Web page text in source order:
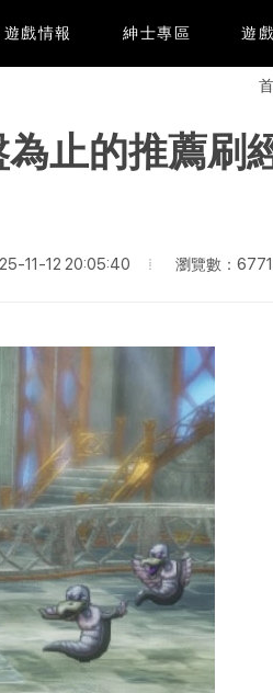
遊戲情報 紳士專區 遊
為止的推薦刷
11-12 20:05:40 瀏覽數：6771